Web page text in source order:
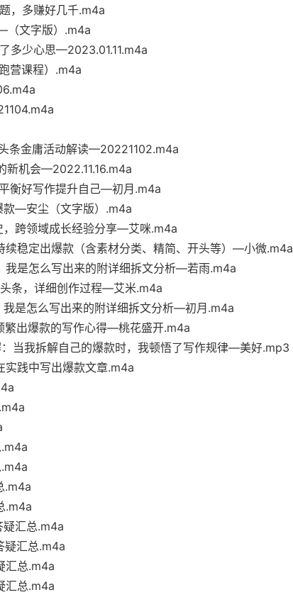
，多赚好几千.m4a
（文字版）.m4a
多少心思—2023.01.11.m4a
营课程）.m4a
条金庸活动解读—20221102.m4a
新机会—2022.11.16.m4a
衡好写作提升自己—初月.m4a
款—安尘（文字版）.m4a
，跨领域成长经验分享—艾咪.m4a
稳定出爆款（含素材分类、精简、开头等）—小微.m4a
是怎么写出来的附详细拆文分析—若雨.m4a
条，详细创作过程—艾米.m4a
是怎么写出来的附详细拆文分析—初月.m4a
繁出爆款的写作心得—桃花盛开.m4a
当我拆解自己的爆款时，我顿悟了写作规律—美好.mp3
践中写出爆款文章.m4a
.m4a
.m4a
汇总.m4a
汇总.m4a
汇总.m4a
汇总.m4a